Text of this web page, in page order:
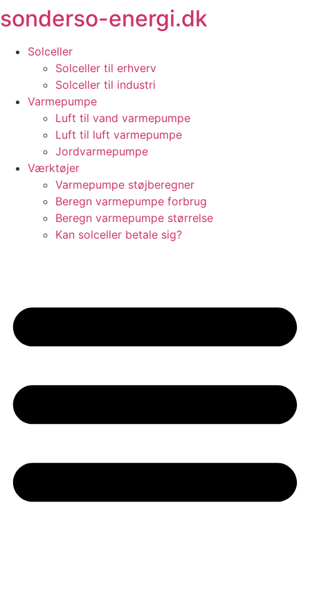
Videre
til
indhold
sonderso-energi.dk
Solceller
Solceller til erhverv
Solceller til industri
Varmepumpe
Luft til vand varmepumpe
Luft til luft varmepumpe
Jordvarmepumpe
Værktøjer
Varmepumpe støjberegner
Beregn varmepumpe forbrug
Beregn varmepumpe størrelse
Kan solceller betale sig?